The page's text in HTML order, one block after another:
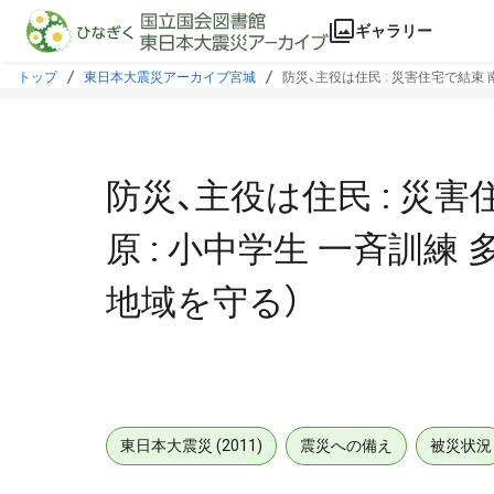
本文に飛ぶ
ギャラリー
トップ 東日本大震災アーカイブ宮城 防災、主役は住民 : 災害住宅で結束
防災、主役は住民 : 災害
原 : 小中学生 一斉訓練
地域を守る）
東日本大震災 (2011) 震災への備え 被災状況